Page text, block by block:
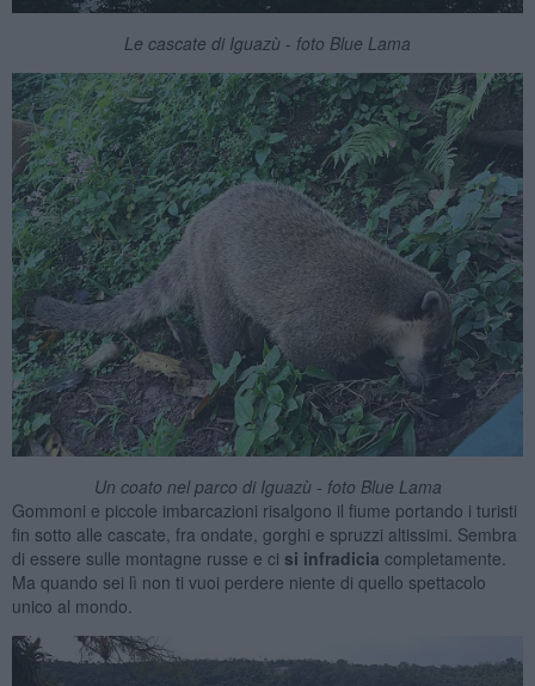
Le cascate di Iguazù - foto Blue Lama
Un coato nel parco di Iguazù - foto Blue Lama
Gommoni e piccole imbarcazioni risalgono il fiume portando i turisti
fin sotto alle cascate, fra ondate, gorghi e spruzzi altissimi. Sembra
di essere sulle montagne russe e ci si infradicia completamente.
Ma quando sei lì non ti vuoi perdere niente di quello spettacolo
unico al mondo.